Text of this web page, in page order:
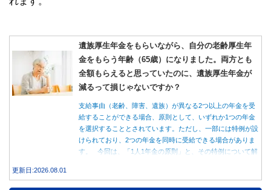
遺族厚生年金をもらいながら、自分の老齢厚生年
金をもらう年齢（65歳）になりました。両方とも
全額もらえると思っていたのに、遺族厚生年金が
減るって損じゃないですか？
支給事由（老齢、障害、遺族）が異なる2つ以上の年金を受
給することができる場合、原則として、いずれか1つの年金
を選択することとされています。ただし、一部には特例が設
けられており、2つの年金を同時に受給できる場合がありま
す。 今回は、「1人1年金の原則」と、その特例について解
更新日:2026.08.01